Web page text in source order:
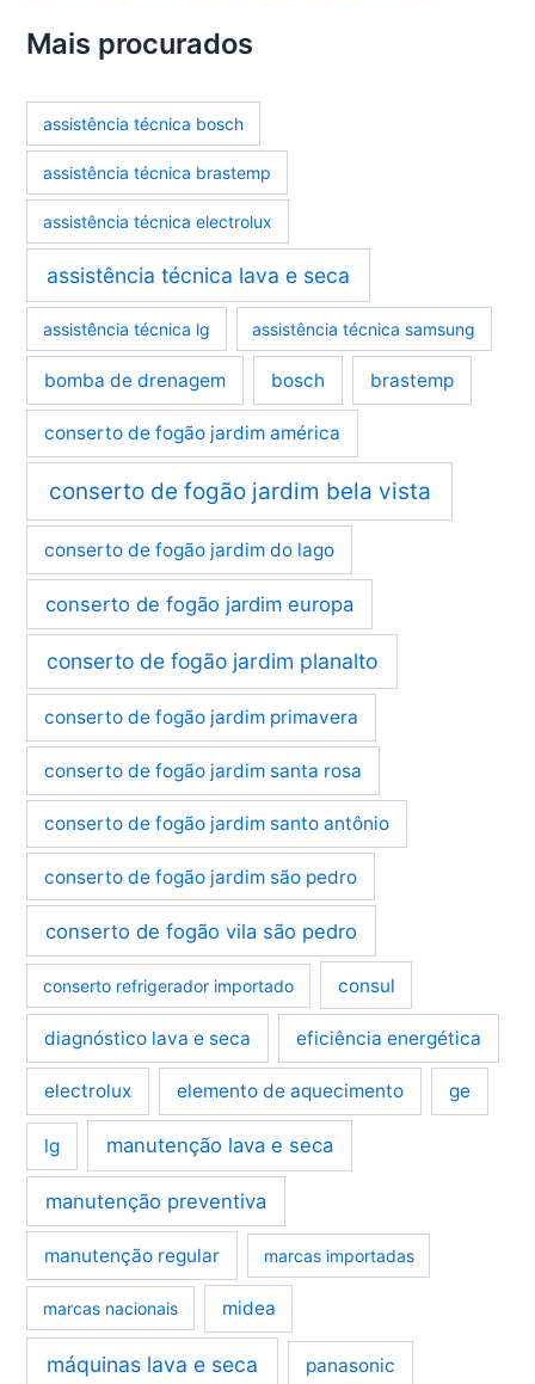
Mais procurados
assistência técnica bosch
assistência técnica brastemp
assistência técnica electrolux
assistência técnica lava e seca
assistência técnica lg assistência técnica samsung
bomba de drenagem bosch brastemp
conserto de fogão jardim américa
conserto de fogão jardim bela vista
conserto de fogão jardim do lago
conserto de fogão jardim europa
conserto de fogão jardim planalto
conserto de fogão jardim primavera
conserto de fogão jardim santa rosa
conserto de fogão jardim santo antônio
conserto de fogão jardim são pedro
conserto de fogão vila são pedro
conserto refrigerador importado consul
diagnóstico lava e seca eficiência energética
electrolux elemento de aquecimento ge
lg manutenção lava e seca
manutenção preventiva
manutenção regular marcas importadas
marcas nacionais midea
máquinas lava e seca panasonic